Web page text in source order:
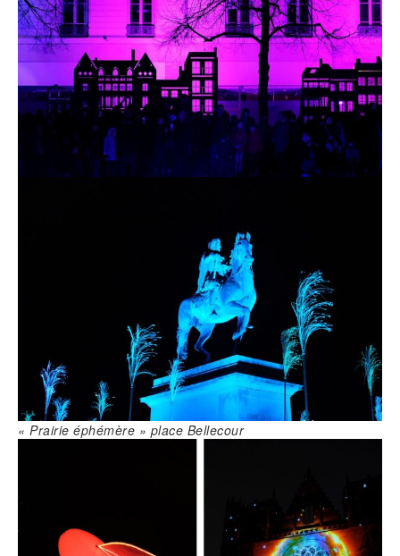
« Prairie éphémère » place Bellecour